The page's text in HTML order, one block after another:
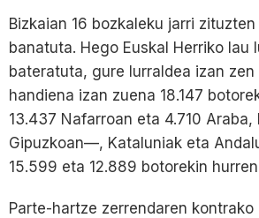
Bizkaian 16 bozkaleku jarri zituzten
banatuta. Hego Euskal Herriko lau
bateratuta, gure lurraldea izan
handiena izan zuena 18.147
13.437 Nafarroan eta 4.710 Araba,
Gipuzkoan—, Kataluniak eta
15.599 eta 12.889 botorekin
Parte-hartze zerrendaren